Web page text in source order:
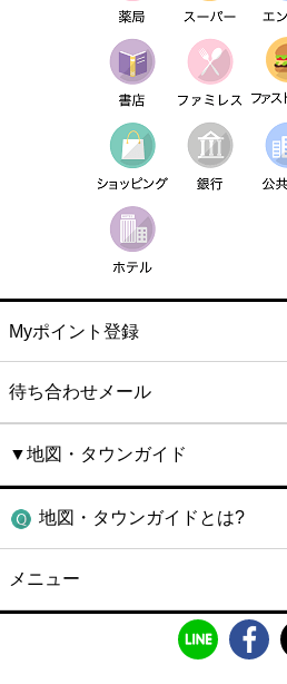
Myポイント登録
待ち合わせメール
▼地図・タウンガイド
地図・タウンガイドとは?
メニュー